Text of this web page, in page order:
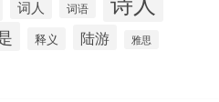
词人 词语
释义 陆游 雅思